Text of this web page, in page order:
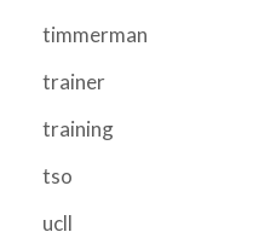
timmerman
trainer
training
tso
ucll